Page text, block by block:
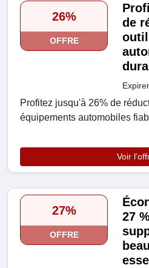
26%
OFFRE
de
Profitez jusqu'à 26% de
équipements automobiles
Voir
27%
OFFRE
27